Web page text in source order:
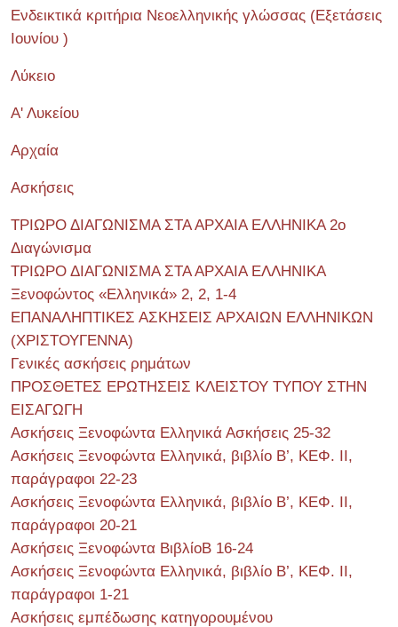
Ενδεικτικά κριτήρια Νεοελληνικής γλώσσας (Εξετάσεις
Ιουνίου )
Λύκειο
Α' Λυκείου
Αρχαία
Ασκήσεις
ΤΡΙΩΡΟ ΔΙΑΓΩΝΙΣΜΑ ΣΤΑ ΑΡΧΑΙΑ ΕΛΛΗΝΙΚΑ 2o
Διαγώνισμα
ΤΡΙΩΡΟ ΔΙΑΓΩΝΙΣΜΑ ΣΤΑ ΑΡΧΑΙΑ ΕΛΛΗΝΙΚΑ
Ξενοφώντος «Ελληνικά» 2, 2, 1-4
ΕΠΑΝΑΛΗΠΤΙΚΕΣ ΑΣΚΗΣΕΙΣ ΑΡΧΑΙΩΝ ΕΛΛΗΝΙΚΩΝ
(ΧΡΙΣΤΟΥΓΕΝΝΑ)
Γενικές ασκήσεις ρημάτων
ΠΡΟΣΘΕΤΕΣ ΕΡΩΤΗΣΕΙΣ ΚΛΕΙΣΤΟΥ ΤΥΠΟΥ ΣΤΗΝ
ΕΙΣΑΓΩΓΗ
Ασκήσεις Ξενοφώντα Ελληνικά Ασκήσεις 25-32
Ασκήσεις Ξενοφώντα Ελληνικά, βιβλίο Β’, ΚΕΦ. II,
παράγραφοι 22-23
Ασκήσεις Ξενοφώντα Ελληνικά, βιβλίο Β’, ΚΕΦ. II,
παράγραφοι 20-21
Ασκήσεις Ξενοφώντα ΒιβλίοΒ 16-24
Ασκήσεις Ξενοφώντα Ελληνικά, βιβλίο Β’, ΚΕΦ. II,
παράγραφοι 1-21
Ασκήσεις εμπέδωσης κατηγορουμένου